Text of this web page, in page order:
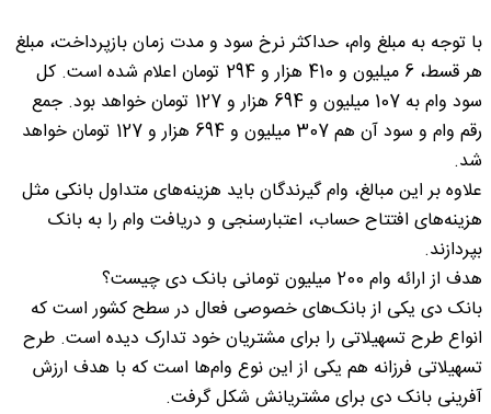
با توجه به مبلغ وام، حداکثر نرخ سود و مدت زمان بازپرداخت، مبلغ
هر قسط، 6 میلیون و 410 هزار و 294 تومان اعلام شده است. کل
سود وام به 107 میلیون و 694 هزار و 127 تومان خواهد بود. جمع
رقم وام و سود آن هم 307 میلیون و 694 هزار و 127 تومان خواهد
شد.
علاوه بر این مبالغ، وام گیرندگان باید هزینه‌های متداول بانکی مثل
هزینه‌های افتتاح حساب، اعتبارسنجی و دریافت وام را به بانک
بپردازند.
هدف از ارائه وام 200 میلیون تومانی بانک دی چیست؟
بانک دی یکی از بانک‌های خصوصی فعال در سطح کشور است که
انواع طرح تسهیلاتی را برای مشتریان خود تدارک دیده است. طرح
تسهیلاتی فرزانه هم یکی از این نوع وام‌ها است که با هدف ارزش
آفرینی بانک دی برای مشتریانش شکل گرفت.